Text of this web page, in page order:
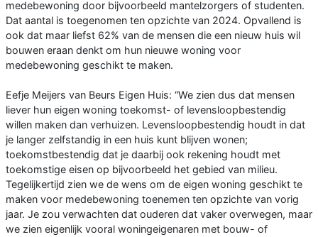
medebewoning door bijvoorbeeld mantelzorgers of studenten.
Dat aantal is toegenomen ten opzichte van 2024. Opvallend is
ook dat maar liefst 62% van de mensen die een nieuw huis wil
bouwen eraan denkt om hun nieuwe woning voor
medebewoning geschikt te maken.
Eefje Meijers van Beurs Eigen Huis: “We zien dus dat mensen
liever hun eigen woning toekomst- of levensloopbestendig
willen maken dan verhuizen. Levensloopbestendig houdt in dat
je langer zelfstandig in een huis kunt blijven wonen;
toekomstbestendig dat je daarbij ook rekening houdt met
toekomstige eisen op bijvoorbeeld het gebied van milieu.
Tegelijkertijd zien we de wens om de eigen woning geschikt te
maken voor medebewoning toenemen ten opzichte van vorig
jaar. Je zou verwachten dat ouderen dat vaker overwegen, maar
we zien eigenlijk vooral woningeigenaren met bouw- of